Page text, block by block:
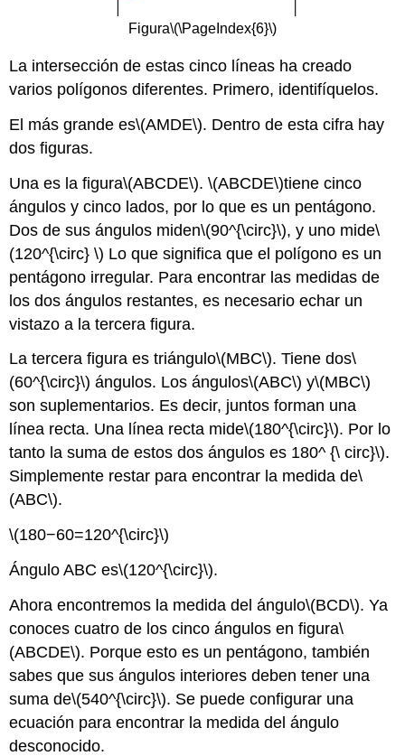
Figura\(\PageIndex{6}\)
La intersección de estas cinco líneas ha creado
varios polígonos diferentes. Primero, identifíquelos.
El más grande es\(AMDE\). Dentro de esta cifra hay
dos figuras.
Una es la figura\(ABCDE\).\(ABCDE\)tiene cinco
ángulos y cinco lados, por lo que es un pentágono.
Dos de sus ángulos miden\(90^{\circ}\), y uno mide\
(120^{\circ} \) Lo que significa que el polígono es un
pentágono irregular. Para encontrar las medidas de
los dos ángulos restantes, es necesario echar un
vistazo a la tercera figura.
La tercera figura es triángulo\(MBC\). Tiene dos\
(60^{\circ}\) ángulos. Los ángulos\(ABC\) y\(MBC\)
son suplementarios. Es decir, juntos forman una
línea recta. Una línea recta mide\(180^{\circ}\). Por lo
tanto la suma de estos dos ángulos es 180^ {\ circ}\).
Simplemente restar para encontrar la medida de\
(ABC\).
\(180−60=120^{\circ}\)
Ángulo ABC es\(120^{\circ}\).
Ahora encontremos la medida del ángulo\(BCD\). Ya
conoces cuatro de los cinco ángulos en figura\
(ABCDE\). Porque esto es un pentágono, también
sabes que sus ángulos interiores deben tener una
suma de\(540^{\circ}\). Se puede configurar una
ecuación para encontrar la medida del ángulo
desconocido.